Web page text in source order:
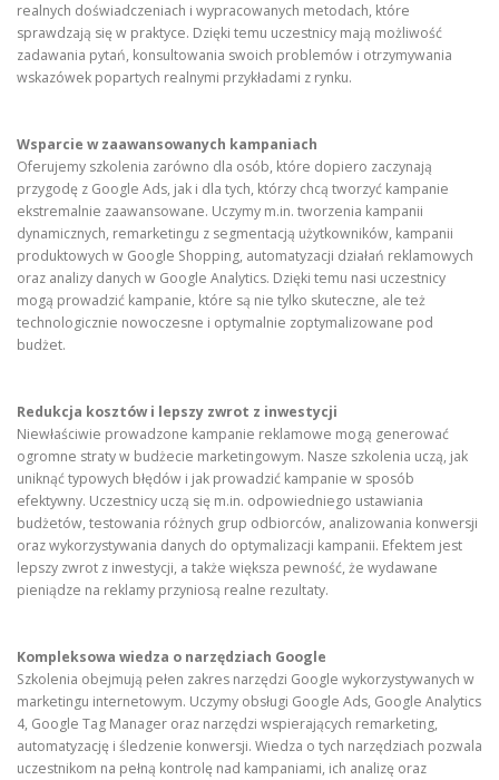
realnych doświadczeniach i wypracowanych metodach, które
sprawdzają się w praktyce. Dzięki temu uczestnicy mają możliwość
zadawania pytań, konsultowania swoich problemów i otrzymywania
wskazówek popartych realnymi przykładami z rynku.
Wsparcie w zaawansowanych kampaniach
Oferujemy szkolenia zarówno dla osób, które dopiero zaczynają
przygodę z Google Ads, jak i dla tych, którzy chcą tworzyć kampanie
ekstremalnie zaawansowane. Uczymy m.in. tworzenia kampanii
dynamicznych, remarketingu z segmentacją użytkowników, kampanii
produktowych w Google Shopping, automatyzacji działań reklamowych
oraz analizy danych w Google Analytics. Dzięki temu nasi uczestnicy
mogą prowadzić kampanie, które są nie tylko skuteczne, ale też
technologicznie nowoczesne i optymalnie zoptymalizowane pod
budżet.
Redukcja kosztów i lepszy zwrot z inwestycji
Niewłaściwie prowadzone kampanie reklamowe mogą generować
ogromne straty w budżecie marketingowym. Nasze szkolenia uczą, jak
uniknąć typowych błędów i jak prowadzić kampanie w sposób
efektywny. Uczestnicy uczą się m.in. odpowiedniego ustawiania
budżetów, testowania różnych grup odbiorców, analizowania konwersji
oraz wykorzystywania danych do optymalizacji kampanii. Efektem jest
lepszy zwrot z inwestycji, a także większa pewność, że wydawane
pieniądze na reklamy przyniosą realne rezultaty.
Kompleksowa wiedza o narzędziach Google
Szkolenia obejmują pełen zakres narzędzi Google wykorzystywanych w
marketingu internetowym. Uczymy obsługi Google Ads, Google Analytics
4, Google Tag Manager oraz narzędzi wspierających remarketing,
automatyzację i śledzenie konwersji. Wiedza o tych narzędziach pozwala
uczestnikom na pełną kontrolę nad kampaniami, ich analizę oraz